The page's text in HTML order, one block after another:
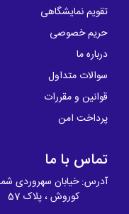
تقویم نمایشگاهی
حریم خصوصی
درباره ما
سوالات متداول
قوانین و مقررات
پرداخت امن
تماس با ما
آدرس: خیابان سهروردی
کوروش ، پلاک 57